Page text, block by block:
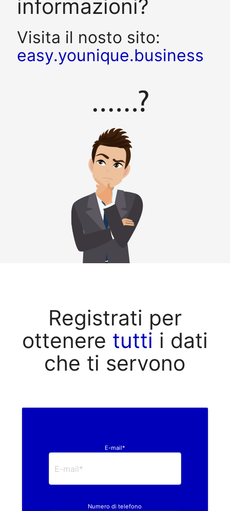
informazioni?
Visita il nosto sito:
easy.younique.business
Registrati per
ottenere tutti i dati
che ti servono
E-mail*
Numero di telefono